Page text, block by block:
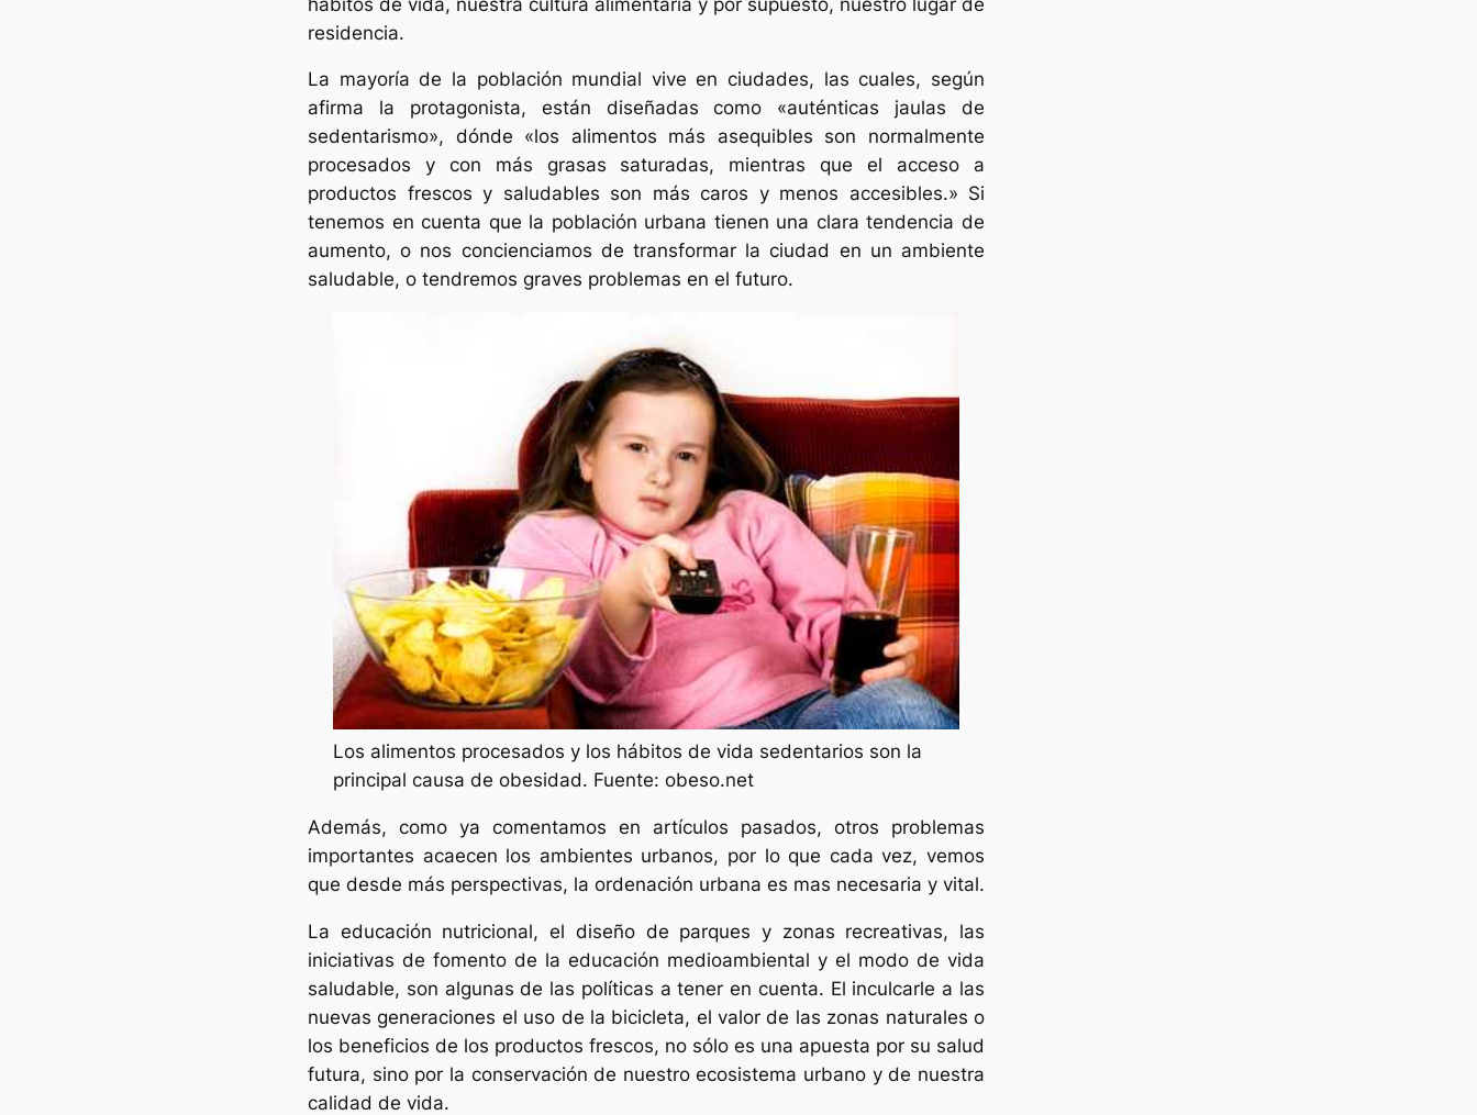
residencia.
La mayoría de la población mundial vive en ciudades, las cuales, según
afirma la protagonista, están diseñadas como «auténticas jaulas de
sedentarismo», dónde «los alimentos más asequibles son normalmente
procesados y con más grasas saturadas, mientras que el acceso a
productos frescos y saludables son más caros y menos accesibles.» Si
tenemos en cuenta que la población urbana tienen una clara tendencia de
aumento, o nos concienciamos de transformar la ciudad en un ambiente
saludable, o tendremos graves problemas en el futuro.
Los alimentos procesados y los hábitos de vida sedentarios son la
principal causa de obesidad. Fuente: obeso.net
Además, como ya comentamos en artículos pasados, otros problemas
importantes acaecen los ambientes urbanos, por lo que cada vez, vemos
que desde más perspectivas, la ordenación urbana es mas necesaria y vital.
La educación nutricional, el diseño de parques y zonas recreativas, las
iniciativas de fomento de la educación medioambiental y el modo de vida
saludable, son algunas de las políticas a tener en cuenta. El inculcarle a las
nuevas generaciones el uso de la bicicleta, el valor de las zonas naturales o
los beneficios de los productos frescos, no sólo es una apuesta por su salud
futura, sino por la conservación de nuestro ecosistema urbano y de nuestra
calidad de vida.